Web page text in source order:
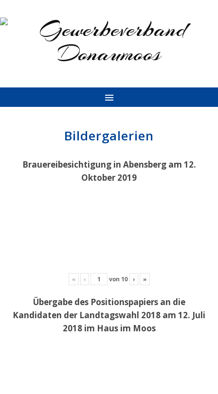
Bildergalerien
Brauereibesichtigung in Abensberg am 12.
Oktober 2019
« ‹ von 10 › »
Übergabe des Positionspapiers an die
Kandidaten der Landtagswahl 2018 am 12. Juli
2018 im Haus im Moos